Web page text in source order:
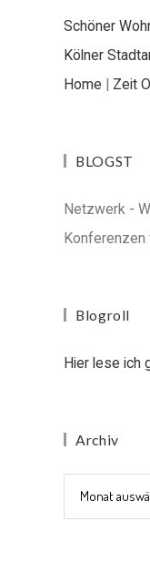
Schöner
Kölner
Home | Zeit
BLOGST
Netzwerk -
Konferenzen
Blogroll
Hier lese ich
Archiv